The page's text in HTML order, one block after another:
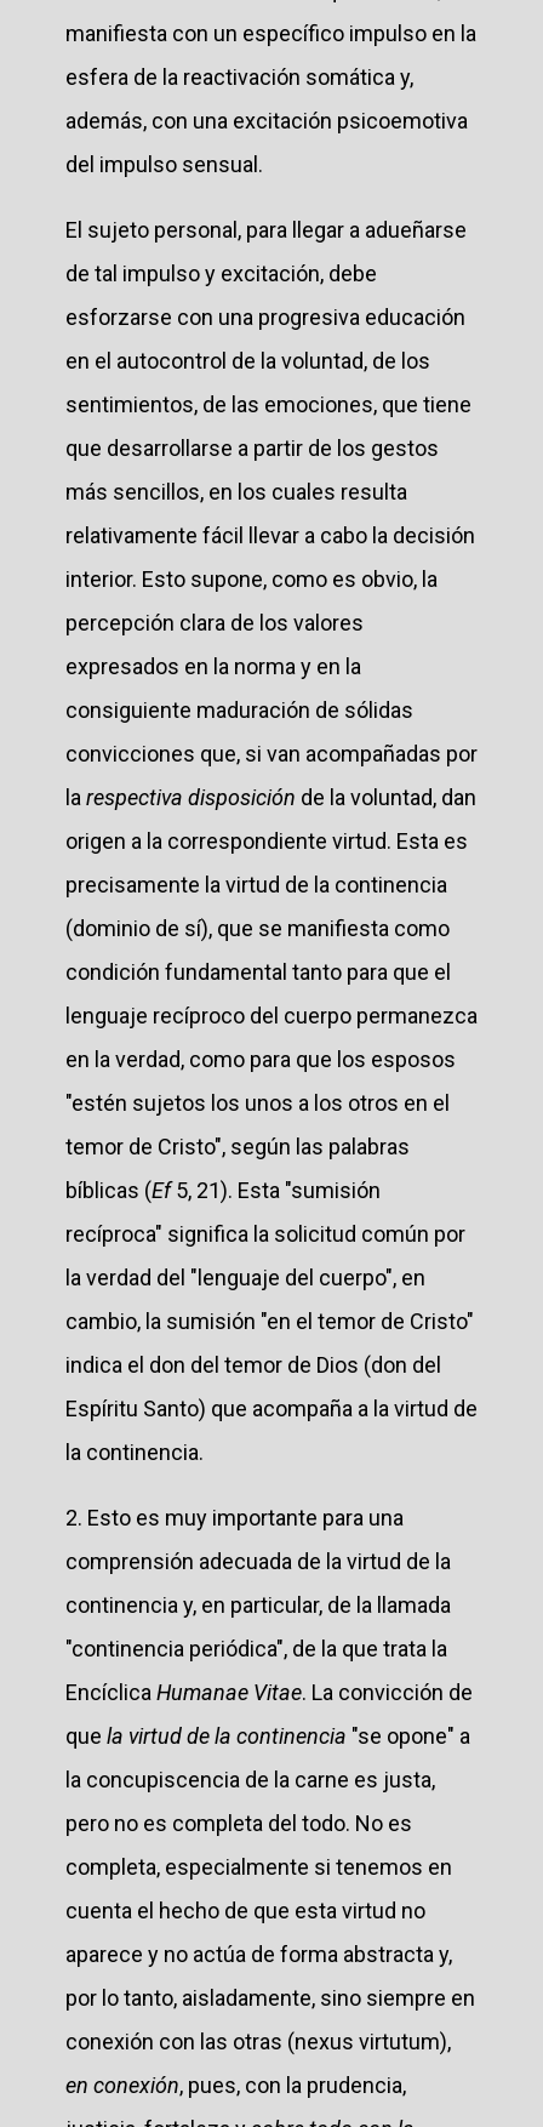
manifiesta con un específico impulso en la
esfera de la reactivación somática y,
además, con una excitación psicoemotiva
del impulso sensual.
El sujeto personal, para llegar a adueñarse
de tal impulso y excitación, debe
esforzarse con una progresiva educación
en el autocontrol de la voluntad, de los
sentimientos, de las emociones, que tiene
que desarrollarse a partir de los gestos
más sencillos, en los cuales resulta
relativamente fácil llevar a cabo la decisión
interior. Esto supone, como es obvio, la
percepción clara de los valores
expresados en la norma y en la
consiguiente maduración de sólidas
convicciones que, si van acompañadas por
la respectiva disposición de la voluntad, dan
origen a la correspondiente virtud. Esta es
precisamente la virtud de la continencia
(dominio de sí), que se manifiesta como
condición fundamental tanto para que el
lenguaje recíproco del cuerpo permanezca
en la verdad, como para que los esposos
"estén sujetos los unos a los otros en el
temor de Cristo", según las palabras
bíblicas (Ef5, 21). Esta "sumisión
recíproca" significa la solicitud común por
la verdad del "lenguaje del cuerpo", en
cambio, la sumisión "en el temor de Cristo"
indica el don del temor de Dios (don del
Espíritu Santo) que acompaña a la virtud de
la continencia.
2. Esto es muy importante para una
comprensión adecuada de la virtud de la
continencia y, en particular, de la llamada
"continencia periódica", de la que trata la
Encíclica Humanae Vitae. La convicción de
que la virtud de la continencia "se opone" a
la concupiscencia de la carne es justa,
pero no es completa del todo. No es
completa, especialmente si tenemos en
cuenta el hecho de que esta virtud no
aparece y no actúa de forma abstracta y,
por lo tanto, aisladamente, sino siempre en
conexión con las otras (nexus virtutum),
en conexión, pues, con la prudencia,